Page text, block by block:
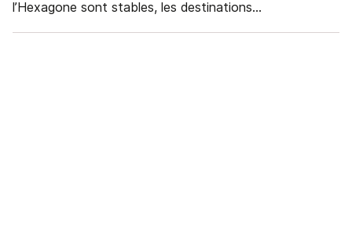
l’Hexagone sont stables, les destinations...